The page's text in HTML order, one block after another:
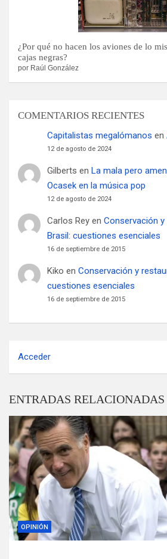
¿Por qué no hacen los aviones de lo
cajas negras?
por Raúl González
COMENTARIOS RECIENTES
Capitalistas megalómanos en
12 de agosto de 2024
Gilberts en La mala pero
Ocasek en la música pop
12 de agosto de 2024
Carlos Reyen Conservación
Brasil: cuestiones esenciales
16 de septiembre de 2015
Kiko en Conservación y
cuestiones esenciales
16 de septiembre de 2015
Acceder
ENTRADAS RELACIONADAS
OPINIÓN